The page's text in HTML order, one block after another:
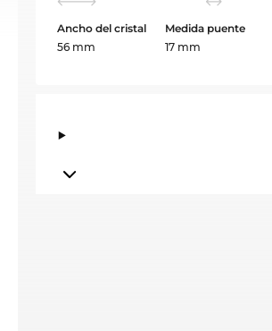
Ancho del cristal
56 mm
Medida puente
17 mm